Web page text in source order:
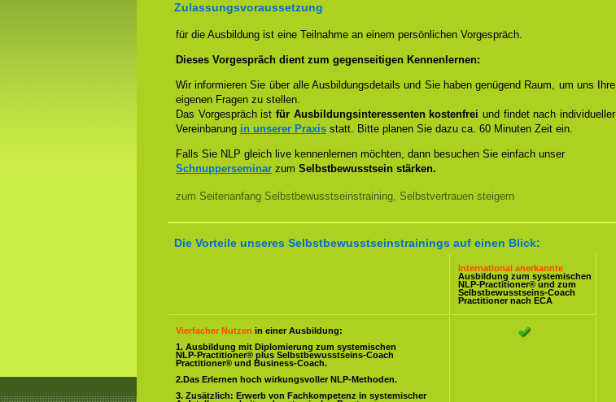
Zulassungsvoraussetzung
für die Ausbildung ist eine Teilnahme an einem persönlichen Vorgespräch.
Dieses Vorgespräch dient zum gegenseitigen Kennenlernen:
Wir informieren Sie über alle Ausbildungsdetails und Sie haben genügend Raum, um uns Ihre
eigenen Fragen zu stellen.
Das Vorgespräch ist für Ausbildungsinteressenten kostenfrei und findet nach individueller
Vereinbarung in unserer Praxis statt. Bitte planen Sie dazu ca. 60 Minuten Zeit ein.
Falls Sie NLP gleich live kennenlernen möchten, dann besuchen Sie einfach unser
Schnupperseminar zum Selbstbewusstsein stärken.
zum Seitenanfang Selbstbewusstseinstraining, Selbstvertrauen steigern
Die Vorteile unseres Selbstbewusstseinstrainings auf einen Blick:
International anerkannte
Ausbildung zum systemischen
NLP-Practitioner® und zum
Selbstbewusstseins-Coach
Practitioner nach ECA
Vierfacher Nutzen in einer Ausbildung:
1. Ausbildung mit Diplomierung zum systemischen
NLP-Practitioner® plus Selbstbewusstseins-Coach
Practitioner® und Business-Coach.
2.Das Erlernen hoch wirkungsvoller NLP-Methoden.
3. Zusätzlich: Erwerb von Fachkompetenz in systemischer